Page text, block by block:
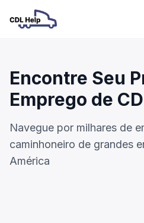
Encontre Seu
Emprego de
Navegue por milhares de
caminhoneiro de grandes
América